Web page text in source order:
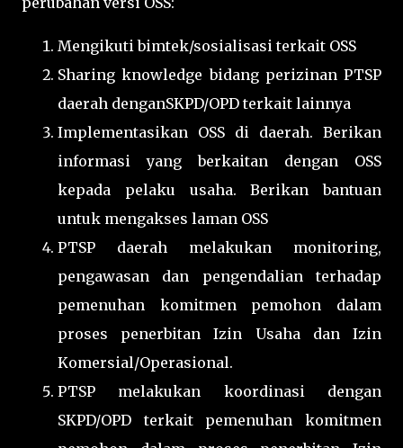
Mengikuti bimtek/sosialisasi terkait OSS
Sharing knowledge bidang perizinan PTSP
daerah denganSKPD/OPD terkait lainnya
Implementasikan OSS di daerah. Berikan
informasi yang berkaitan dengan OSS
kepada pelaku usaha. Berikan bantuan
untuk mengakses laman OSS
PTSP daerah melakukan monitoring,
pengawasan dan pengendalian terhadap
pemenuhan komitmen pemohon dalam
proses penerbitan Izin Usaha dan Izin
Komersial/Operasional.
PTSP melakukan koordinasi dengan
SKPD/OPD terkait pemenuhan komitmen